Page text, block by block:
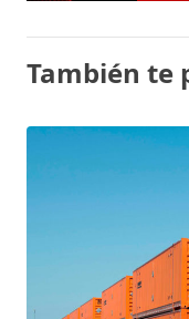
También te